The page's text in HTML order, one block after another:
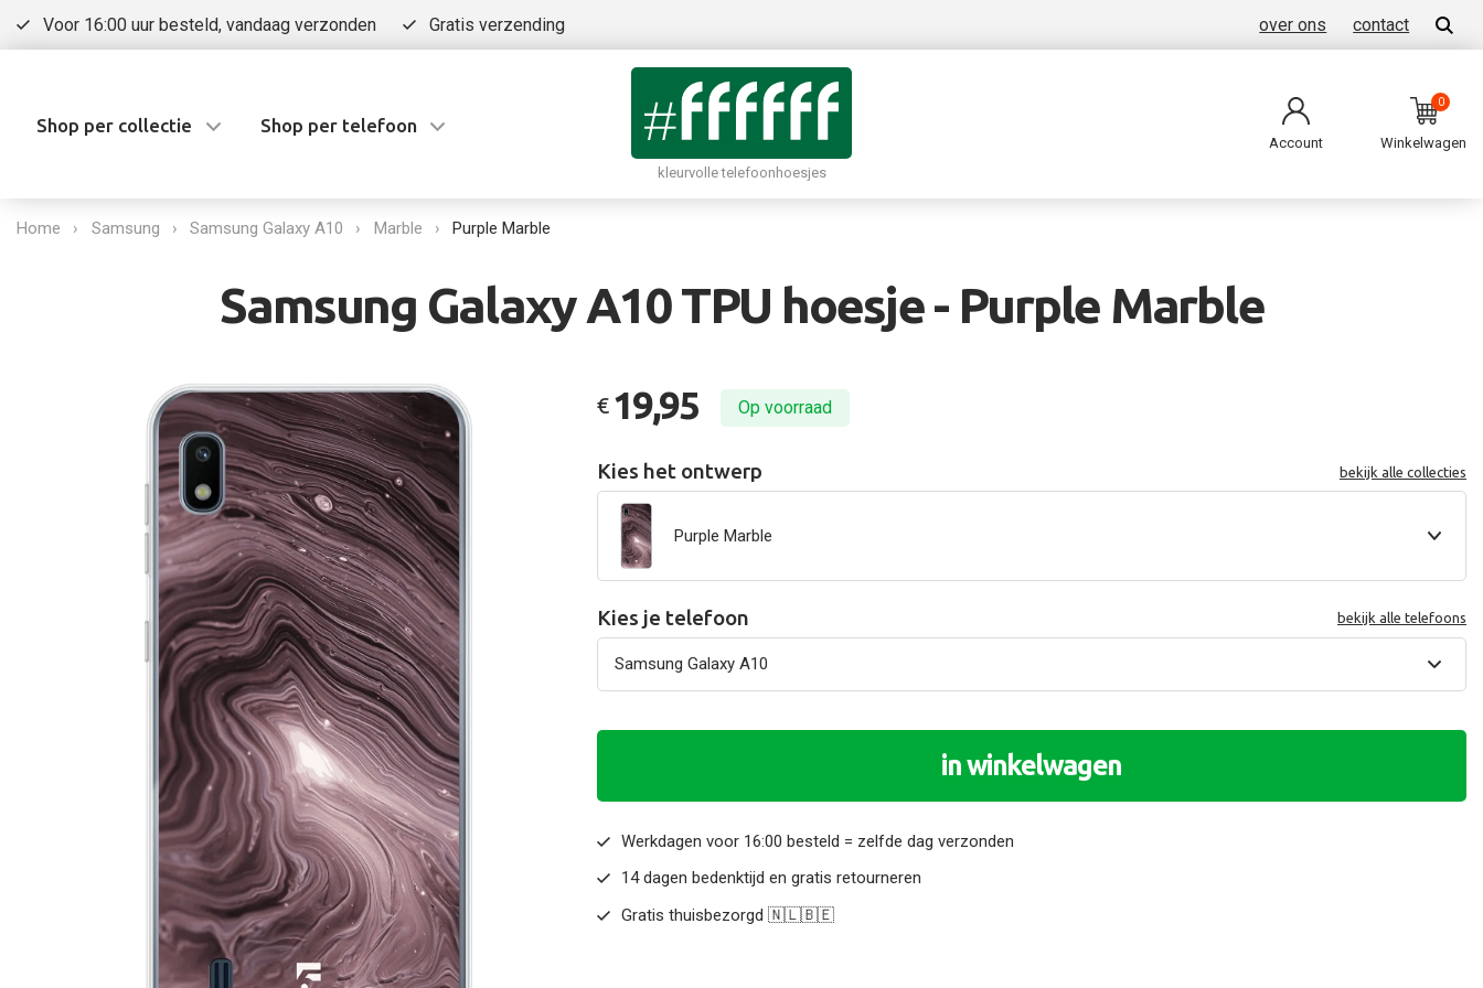
Voor 16:00 uur besteld, vandaag verzonden Gratis verzending over ons contact
Shop per collectie Shop per telefoon
kleurvolle telefoonhoesjes
Account
0
Winkelwagen
Home Samsung Samsung Galaxy A10 Marble Purple Marble
Samsung Galaxy A10 TPU hoesje - Purple Marble
€ 19,95 Op voorraad
Kies het ontwerp bekijk alle collecties
Purple Marble
Kies je telefoon bekijk alle telefoons
in winkelwagen
Werkdagen voor 16:00 besteld = zelfde dag verzonden
14 dagen bedenktijd en gratis retourneren
Gratis thuisbezorgd 🇳🇱🇧🇪